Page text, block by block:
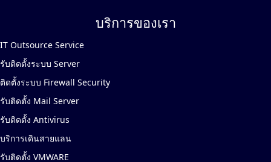
บริการของเรา
IT Outsource Service
รับติดตั้งระบบ Server
ติดตั้งระบบ Firewall Security
รับติดตั้ง Mail Server
รับติดตั้ง Antivirus
บริการเดินสายแลน
รับติดตั้ง VMWARE